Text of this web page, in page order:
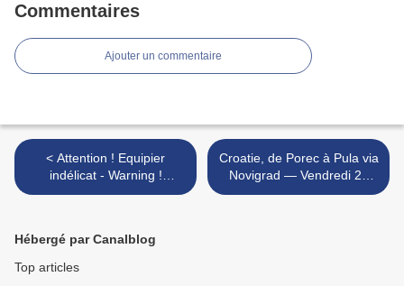
Commentaires
Ajouter un commentaire
< Attention ! Equipier
indélicat - Warning !
Tortious teammate
Croatie, de Porec à Pula via
Novigrad — Vendredi 25
octobre 2019 - Training
Hébergé par Canalblog
Top articles